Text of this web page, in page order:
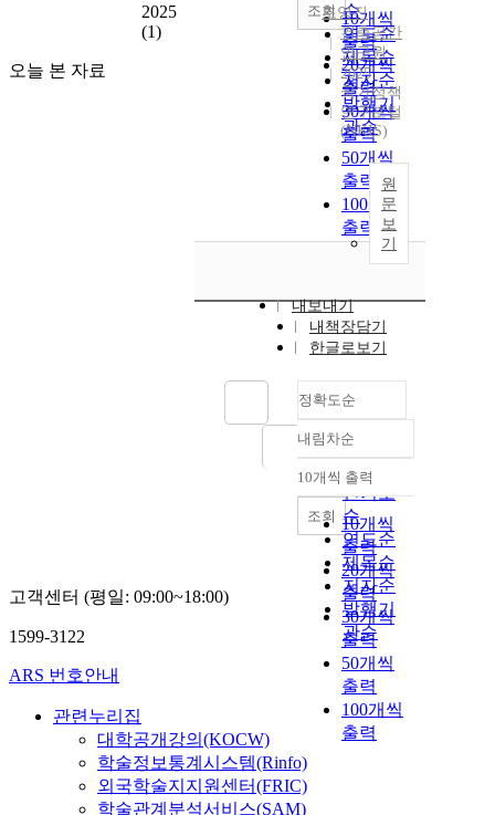
2025
(1)
오늘 본 자료
순
연도순
제목순
저자순
발행기
관순
10개씩
출력
20개씩
출력
30개씩
출력
50개씩
출력
100개씩
출력
조회조영진
건축공간
연구원
2025
국가정책
연구포털
(NKIS)
원
문
보
기
내보내기
내책장담기
한글로보기
정확도순
정확도
순
인기도
순
연도순
제목순
저자순
발행기
관순
내림차순
내림차순
10개씩 출력
10개씩
출력
20개씩
출력
30개씩
출력
50개씩
출력
100개씩
출력
조회
고객센터 (평일: 09:00~18:00)
1599-3122
ARS 번호안내
관련누리집
대학공개강의(KOCW)
학술정보통계시스템(Rinfo)
외국학술지지원센터(FRIC)
학술관계분석서비스(SAM)